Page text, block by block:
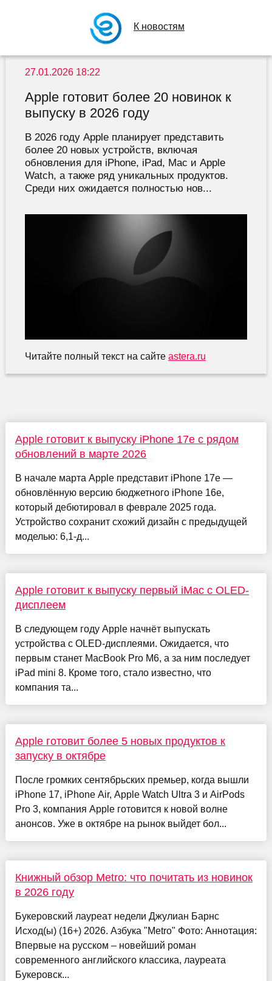
К новостям
27.01.2026 18:22
Apple готовит более 20 новинок к
выпуску в 2026 году
В 2026 году Apple планирует представить
более 20 новых устройств, включая
обновления для iPhone, iPad, Mac и Apple
Watch, а также ряд уникальных продуктов.
Среди них ожидается полностью нов...
Читайте полный текст на сайте astera.ru
Apple готовит к выпуску iPhone 17e с рядом
обновлений в марте 2026
В начале марта Apple представит iPhone 17e —
обновлённую версию бюджетного iPhone 16e,
который дебютировал в феврале 2025 года.
Устройство сохранит схожий дизайн с предыдущей
моделью: 6,1‑д...
Apple готовит к выпуску первый iMac с OLED-
дисплеем
В следующем году Apple начнёт выпускать
устройства с OLED-дисплеями. Ожидается, что
первым станет MacBook Pro M6, а за ним последует
iPad mini 8. Кроме того, стало известно, что
компания та...
Apple готовит более 5 новых продуктов к
запуску в октябре
После громких сентябрьских премьер, когда вышли
iPhone 17, iPhone Air, Apple Watch Ultra 3 и AirPods
Pro 3, компания Apple готовится к новой волне
анонсов. Уже в октябре на рынок выйдет бол...
Книжный обзор Metro: что почитать из новинок
в 2026 году
Букеровский лауреат недели Джулиан Барнс
Исход(ы) (16+) 2026. Азбука "Metro" Фото: Аннотация:
Впервые на русском – новейший роман
современного английского классика, лауреата
Букеровск...